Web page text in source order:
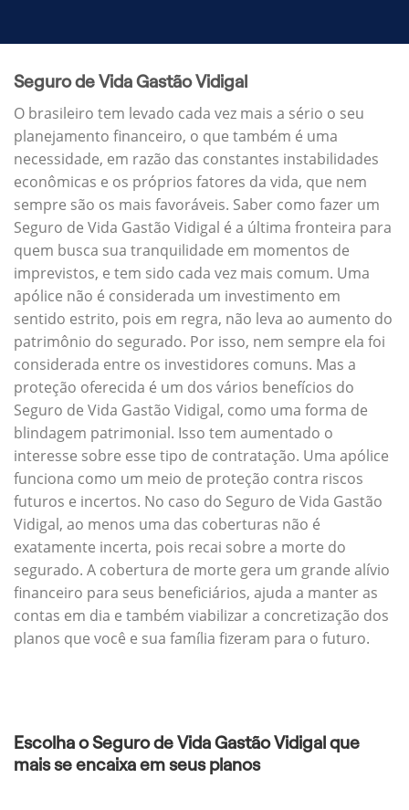
Seguro de Vida Gastão Vidigal
O brasileiro tem levado cada vez mais a sério o seu
planejamento financeiro, o que também é uma
necessidade, em razão das constantes instabilidades
econômicas e os próprios fatores da vida, que nem
sempre são os mais favoráveis. Saber como fazer um
Seguro de Vida Gastão Vidigal é a última fronteira para
quem busca sua tranquilidade em momentos de
imprevistos, e tem sido cada vez mais comum. Uma
apólice não é considerada um investimento em
sentido estrito, pois em regra, não leva ao aumento do
patrimônio do segurado. Por isso, nem sempre ela foi
considerada entre os investidores comuns. Mas a
proteção oferecida é um dos vários benefícios do
Seguro de Vida Gastão Vidigal, como uma forma de
blindagem patrimonial. Isso tem aumentado o
interesse sobre esse tipo de contratação. Uma apólice
funciona como um meio de proteção contra riscos
futuros e incertos. No caso do Seguro de Vida Gastão
Vidigal, ao menos uma das coberturas não é
exatamente incerta, pois recai sobre a morte do
segurado. A cobertura de morte gera um grande alívio
financeiro para seus beneficiários, ajuda a manter as
contas em dia e também viabilizar a concretização dos
planos que você e sua família fizeram para o futuro.
Escolha o Seguro de Vida Gastão Vidigal que
mais se encaixa em seus planos